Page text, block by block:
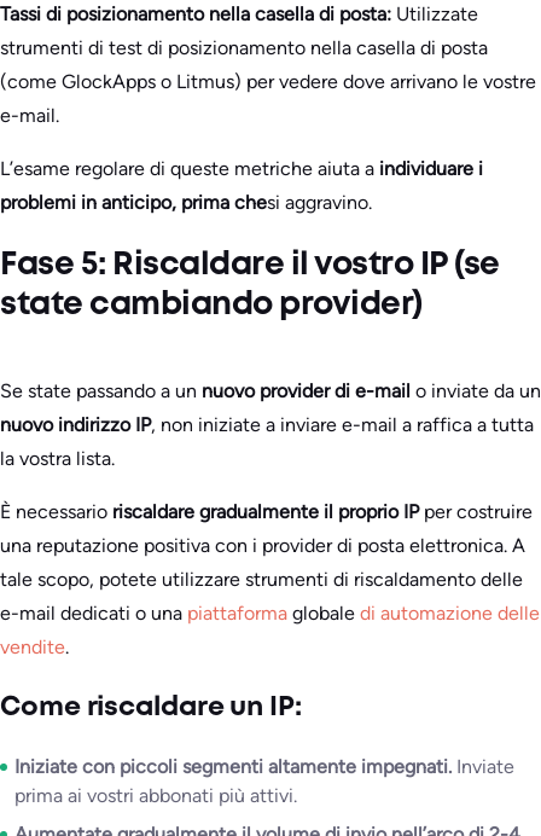
Tassi di posizionamento nella casella di posta: Utilizzate
strumenti di test di posizionamento nella casella di posta
(come GlockApps o Litmus) per vedere dove arrivano le vostre
e-mail.
L’esame regolare di queste metriche aiuta a individuare i
problemi in anticipo, prima chesi aggravino.
Fase 5: Riscaldare il vostro IP (se
state cambiando provider)
Se state passando a un nuovo provider di e-mail o inviate da un
nuovo indirizzo IP, non iniziate a inviare e-mail a raffica a tutta
la vostra lista.
È necessario riscaldare gradualmente il proprio IPper costruire
una reputazione positiva con i provider di posta elettronica. A
tale scopo, potete utilizzare strumenti di riscaldamento delle
e-mail dedicati o una piattaforma globale di automazione delle
vendite.
Come riscaldare un IP:
Iniziate con piccoli segmenti altamente impegnati. Inviate
prima ai vostri abbonati più attivi.